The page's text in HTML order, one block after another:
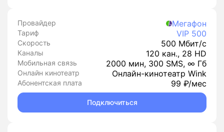
Провайдер Мегафон
Тариф VIP 500
Скорость 500 Мбит/с
Каналы 120 кан., 28 HD
Мобильная связь 2000 мин, 300 SMS, ∞ Гб
Онлайн кинотеатр Онлайн-кинотеатр Wink
Абонентская плата 99 ₽/мес
Подключиться